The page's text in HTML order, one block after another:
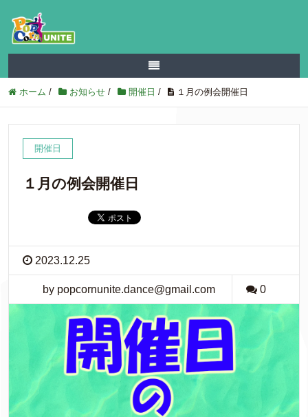
ホーム / お知らせ / 開催日 / １月の例会開催日
開催日
１月の例会開催日
2023.12.25
by popcornunite.dance@gmail.com 0